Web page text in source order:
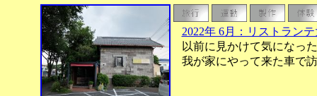
2022年 6月：リストラン
以前に見かけて気になっ
我が家にやって来た車で